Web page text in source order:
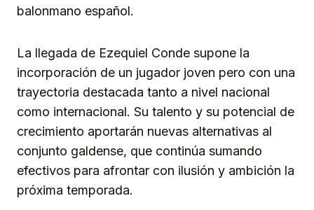
balonmano español.
La llegada de Ezequiel Conde supone la
incorporación de un jugador joven pero con una
trayectoria destacada tanto a nivel nacional
como internacional. Su talento y su potencial de
crecimiento aportarán nuevas alternativas al
conjunto galdense, que continúa sumando
efectivos para afrontar con ilusión y ambición la
próxima temporada.